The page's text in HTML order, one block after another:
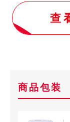
查
商品包装